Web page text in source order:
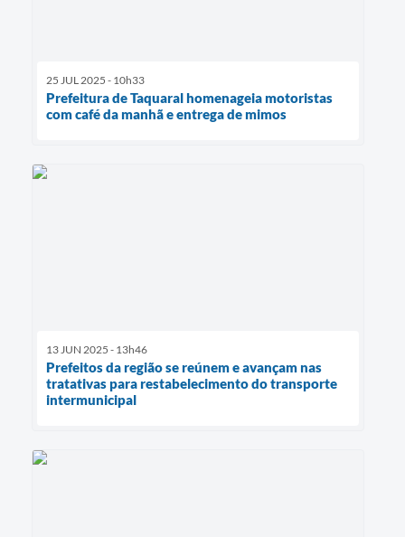
25 JUL 2025 - 10h33
Prefeitura de Taquaral homenageia motoristas
com café da manhã e entrega de mimos
13 JUN 2025 - 13h46
Prefeitos da região se reúnem e avançam nas
tratativas para restabelecimento do transporte
intermunicipal